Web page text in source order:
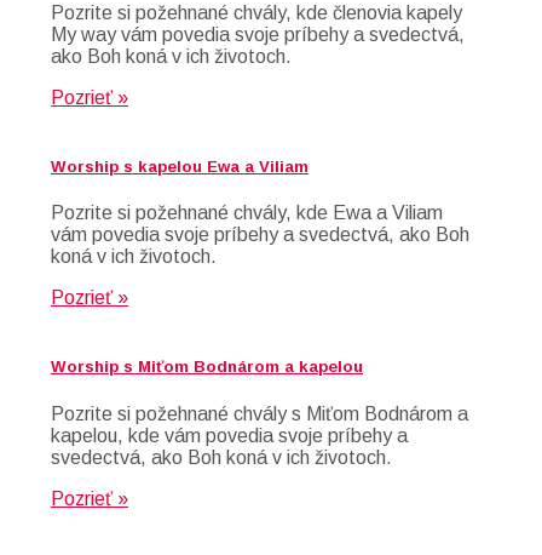
Pozrite si požehnané chvály, kde členovia kapely
My way vám povedia svoje príbehy a svedectvá,
ako Boh koná v ich životoch.
Pozrieť »
Worship s kapelou Ewa a Viliam
Pozrite si požehnané chvály, kde Ewa a Viliam
vám povedia svoje príbehy a svedectvá, ako Boh
koná v ich životoch.
Pozrieť »
Worship s Miťom Bodnárom a kapelou
Pozrite si požehnané chvály s Miťom Bodnárom a
kapelou, kde vám povedia svoje príbehy a
svedectvá, ako Boh koná v ich životoch.
Pozrieť »